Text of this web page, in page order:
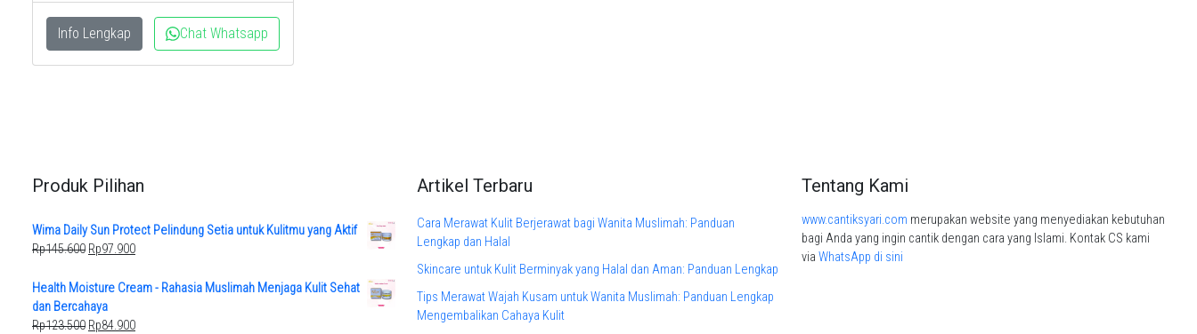
Rp109.800.Rp75.900.
Info Lengkap Chat Whatsapp
Produk Pilihan
Wima Daily Sun Protect Pelindung Setia untuk Kulitmu yang Aktif
Rp145.600 Original
was:
Rp145.600.
Rp97.900Current
is:
Health Moisture Cream - Rahasia Muslimah Menjaga Kulit Sehat
dan Bercahaya
Rp123.500 Original
Rp84.900Current
Artikel Terbaru
Cara Merawat Kulit Berjerawat bagi Wanita Muslimah: Panduan
Lengkap dan Halal
Skincare untuk Kulit Berminyak yang Halal dan Aman: Panduan Lengkap
Tips Merawat Wajah Kusam untuk Wanita Muslimah: Panduan Lengkap
Mengembalikan Cahaya Kulit
Tentang Kami
www.cantiksyari.com merupakan website yang menyediakan kebutuhan
bagi Anda yang ingin cantik dengan cara yang Islami. Kontak CS kami
via WhatsApp di sini